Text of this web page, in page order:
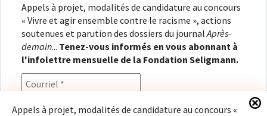
Appels à projet, modalités de candidature au concours
« Vivre et agir ensemble contre le racisme », actions
soutenues et parution des dossiers du journal Après-
demain... Tenez-vous informés en vous abonnant à
l'infolettre mensuelle de la Fondation Seligmann.
Appels à projet, modalités de candidature au concours «